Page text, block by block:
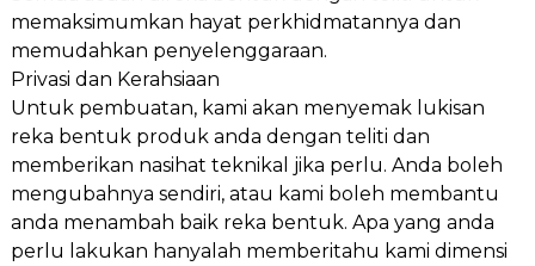
memaksimumkan hayat perkhidmatannya dan
memudahkan penyelenggaraan.
Privasi dan Kerahsiaan
Untuk pembuatan, kami akan menyemak lukisan
reka bentuk produk anda dengan teliti dan
memberikan nasihat teknikal jika perlu. Anda boleh
mengubahnya sendiri, atau kami boleh membantu
anda menambah baik reka bentuk. Apa yang anda
perlu lakukan hanyalah memberitahu kami dimensi